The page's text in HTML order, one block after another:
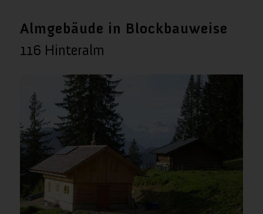
Almgebäude in Blockbauweise
116 Hinteralm